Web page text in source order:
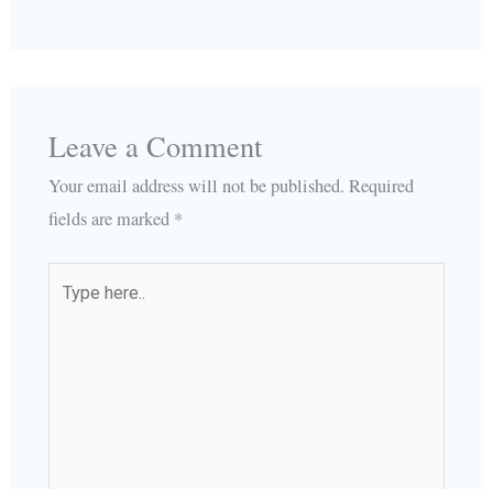
Leave a Comment
Your email address will not be published. Required
fields are marked *